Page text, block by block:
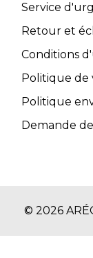
Service
Retour et
Conditions
Politique de
Politique
Demande
© 2026